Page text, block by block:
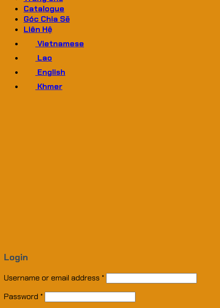
Catalogue
Góc Chia Sẽ
Liên Hệ
Vietnamese
Lao
English
Khmer
Login
Username or email address *
Password *